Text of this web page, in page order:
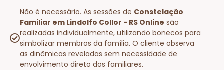
Não é necessário. As sessões de Constelação
Familiar em Lindolfo Collor - RS Online são
realizadas individualmente, utilizando bonecos para
simbolizar membros da família. O cliente observa
as dinâmicas reveladas sem necessidade de
envolvimento direto dos familiares.